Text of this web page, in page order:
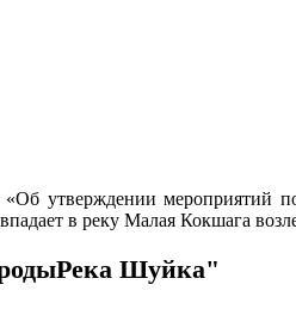
утверждении мероприятий
в реку Малая Кокшага
Шуйка"